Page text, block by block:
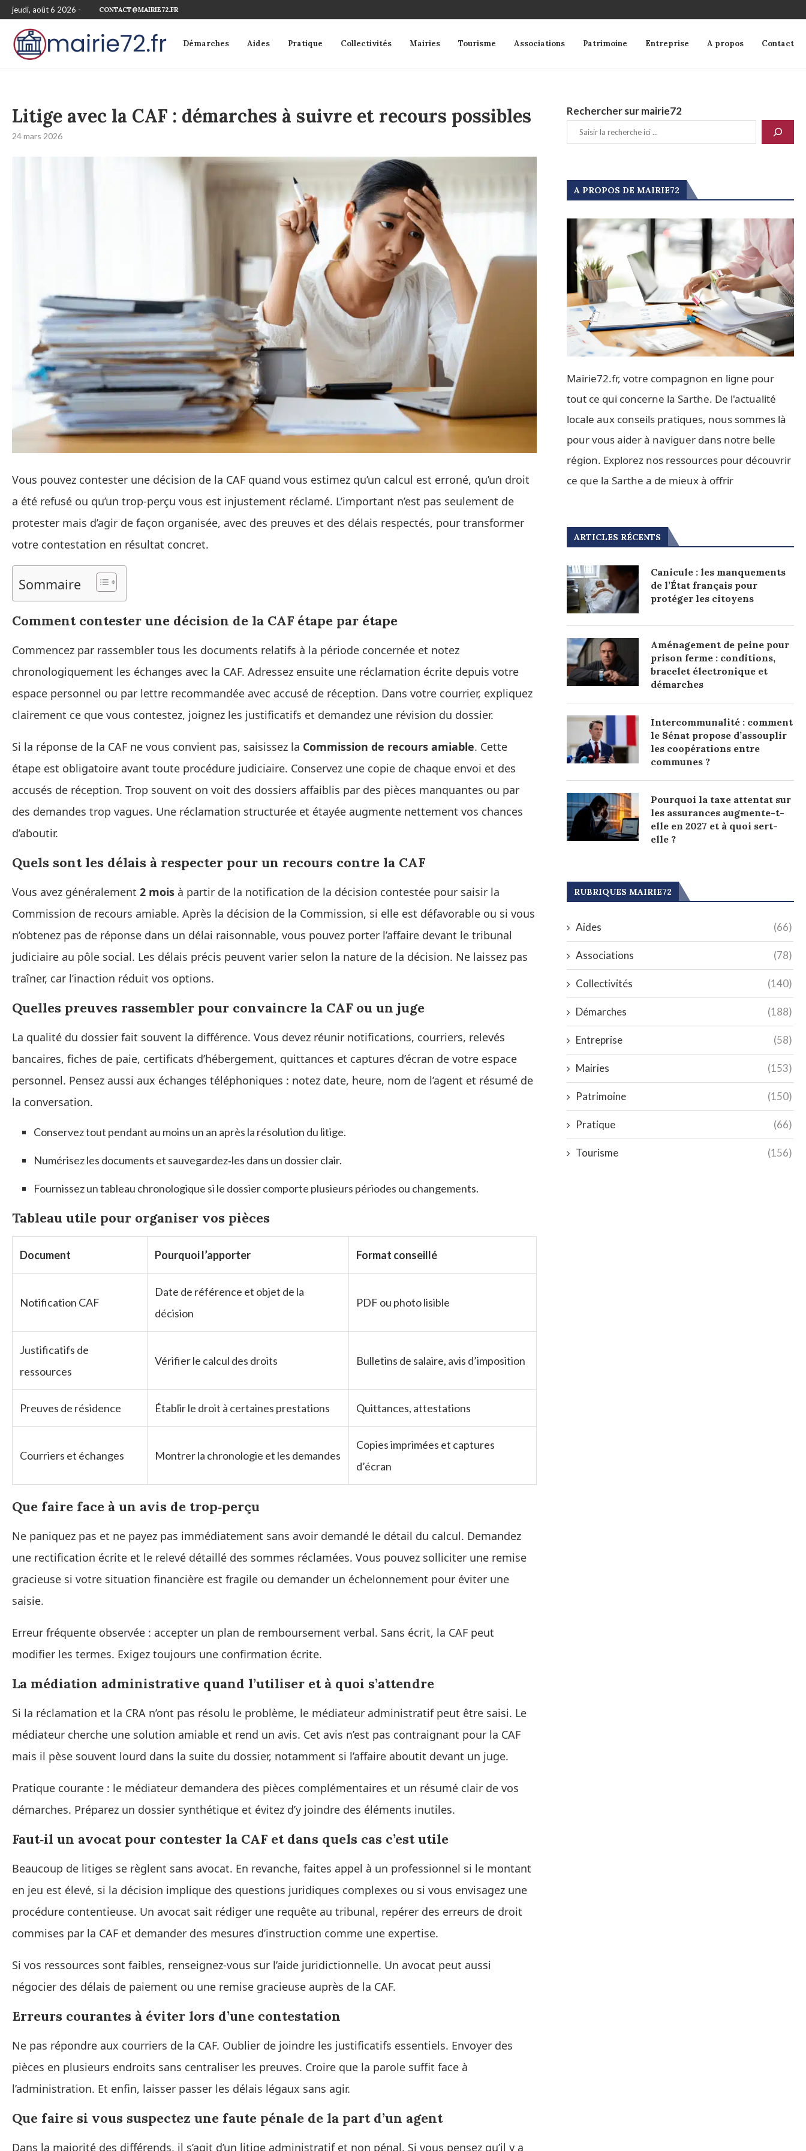
jeudi, août 6 2026 - CONTACT@MAIRIE72.FR
Démarches Aides Pratique Collectivités Mairies Tourisme Associations Patrimoine Entreprise A propos Contact
Litige avec la CAF : démarches à suivre et recours possibles
24 mars 2026
Vous pouvez contester une décision de la CAF quand vous estimez qu’un calcul est erroné, qu’un droit
a été refusé ou qu’un trop‑perçu vous est injustement réclamé. L’important n’est pas seulement de
protester mais d’agir de façon organisée, avec des preuves et des délais respectés, pour transformer
votre contestation en résultat concret.
Sommaire
Comment contester une décision de la CAF étape par étape
Commencez par rassembler tous les documents relatifs à la période concernée et notez
chronologiquement les échanges avec la CAF. Adressez ensuite une réclamation écrite depuis votre
espace personnel ou par lettre recommandée avec accusé de réception. Dans votre courrier, expliquez
clairement ce que vous contestez, joignez les justificatifs et demandez une révision du dossier.
Si la réponse de la CAF ne vous convient pas, saisissez la Commission de recours amiable. Cette
étape est obligatoire avant toute procédure judiciaire. Conservez une copie de chaque envoi et des
accusés de réception. Trop souvent on voit des dossiers affaiblis par des pièces manquantes ou par
des demandes trop vagues. Une réclamation structurée et étayée augmente nettement vos chances
d’aboutir.
Quels sont les délais à respecter pour un recours contre la CAF
Vous avez généralement 2 mois à partir de la notification de la décision contestée pour saisir la
Commission de recours amiable. Après la décision de la Commission, si elle est défavorable ou si vous
n’obtenez pas de réponse dans un délai raisonnable, vous pouvez porter l’affaire devant le tribunal
judiciaire au pôle social. Les délais précis peuvent varier selon la nature de la décision. Ne laissez pas
traîner, car l’inaction réduit vos options.
Quelles preuves rassembler pour convaincre la CAF ou un juge
La qualité du dossier fait souvent la différence. Vous devez réunir notifications, courriers, relevés
bancaires, fiches de paie, certificats d’hébergement, quittances et captures d’écran de votre espace
personnel. Pensez aussi aux échanges téléphoniques : notez date, heure, nom de l’agent et résumé de
la conversation.
Conservez tout pendant au moins un an après la résolution du litige.
Numérisez les documents et sauvegardez‑les dans un dossier clair.
Fournissez un tableau chronologique si le dossier comporte plusieurs périodes ou changements.
Tableau utile pour organiser vos pièces
Document Pourquoi l’apporter Format conseillé
Notification CAF
Date de référence et objet de la
décision
PDF ou photo lisible
Justificatifs de
ressources
Vérifier le calcul des droits Bulletins de salaire, avis d’imposition
Preuves de résidence Établir le droit à certaines prestations Quittances, attestations
Courriers et échanges Montrer la chronologie et les demandes
Copies imprimées et captures
d’écran
Que faire face à un avis de trop‑perçu
Ne paniquez pas et ne payez pas immédiatement sans avoir demandé le détail du calcul. Demandez
une rectification écrite et le relevé détaillé des sommes réclamées. Vous pouvez solliciter une remise
gracieuse si votre situation financière est fragile ou demander un échelonnement pour éviter une
saisie.
Erreur fréquente observée : accepter un plan de remboursement verbal. Sans écrit, la CAF peut
modifier les termes. Exigez toujours une confirmation écrite.
La médiation administrative quand l’utiliser et à quoi s’attendre
Si la réclamation et la CRA n’ont pas résolu le problème, le médiateur administratif peut être saisi. Le
médiateur cherche une solution amiable et rend un avis. Cet avis n’est pas contraignant pour la CAF
mais il pèse souvent lourd dans la suite du dossier, notamment si l’affaire aboutit devant un juge.
Pratique courante : le médiateur demandera des pièces complémentaires et un résumé clair de vos
démarches. Préparez un dossier synthétique et évitez d’y joindre des éléments inutiles.
Faut‑il un avocat pour contester la CAF et dans quels cas c’est utile
Beaucoup de litiges se règlent sans avocat. En revanche, faites appel à un professionnel si le montant
en jeu est élevé, si la décision implique des questions juridiques complexes ou si vous envisagez une
procédure contentieuse. Un avocat sait rédiger une requête au tribunal, repérer des erreurs de droit
commises par la CAF et demander des mesures d’instruction comme une expertise.
Si vos ressources sont faibles, renseignez‑vous sur l’aide juridictionnelle. Un avocat peut aussi
négocier des délais de paiement ou une remise gracieuse auprès de la CAF.
Erreurs courantes à éviter lors d’une contestation
Ne pas répondre aux courriers de la CAF. Oublier de joindre les justificatifs essentiels. Envoyer des
pièces en plusieurs endroits sans centraliser les preuves. Croire que la parole suffit face à
l’administration. Et enfin, laisser passer les délais légaux sans agir.
Que faire si vous suspectez une faute pénale de la part d’un agent
Dans la majorité des différends, il s’agit d’un litige administratif et non pénal. Si vous pensez qu’il y a
Rechercher sur mairie72
A PROPOS DE MAIRIE72
Mairie72.fr, votre compagnon en ligne pour
tout ce qui concerne la Sarthe. De l'actualité
locale aux conseils pratiques, nous sommes là
pour vous aider à naviguer dans notre belle
région. Explorez nos ressources pour découvrir
ce que la Sarthe a de mieux à offrir
ARTICLES RÉCENTS
Canicule : les manquements
de l’État français pour
protéger les citoyens
Aménagement de peine pour
prison ferme : conditions,
bracelet électronique et
démarches
Intercommunalité : comment
le Sénat propose d’assouplir
les coopérations entre
communes ?
Pourquoi la taxe attentat sur
les assurances augmente-t-
elle en 2027 et à quoi sert-
elle ?
RUBRIQUES MAIRIE72
Aides (66)
Associations (78)
Collectivités (140)
Démarches (188)
Entreprise (58)
Mairies (153)
Patrimoine (150)
Pratique (66)
Tourisme (156)